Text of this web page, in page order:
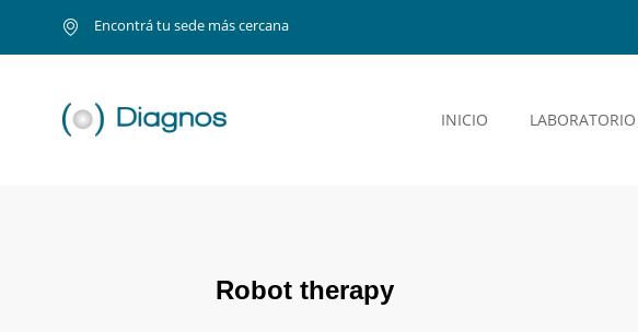
Encontrá tu sede más cercana
INICIO LABORATORIO
Robot therapy